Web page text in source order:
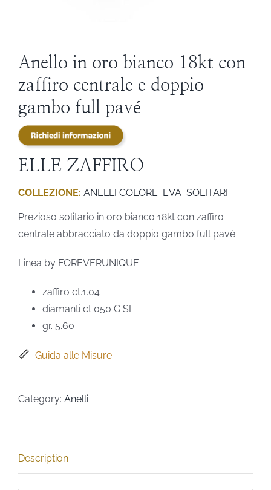
DIAMANTI DA INVESTIMENTO
PER LE AZIENDE
Anello in oro bianco 18kt con
zaffiro centrale e doppio
gambo full pavé
ELLE ZAFFIRO
COLLEZIONE: ANELLI COLORE EVA SOLITARI
Prezioso solitario in oro bianco 18kt con zaffiro
centrale abbracciato da doppio gambo full pavé
Linea by FOREVERUNIQUE
zaffiro ct.1.04
diamanti ct 050 G SI
gr. 5.60
Guida alle Misure
Category: Anelli
Description